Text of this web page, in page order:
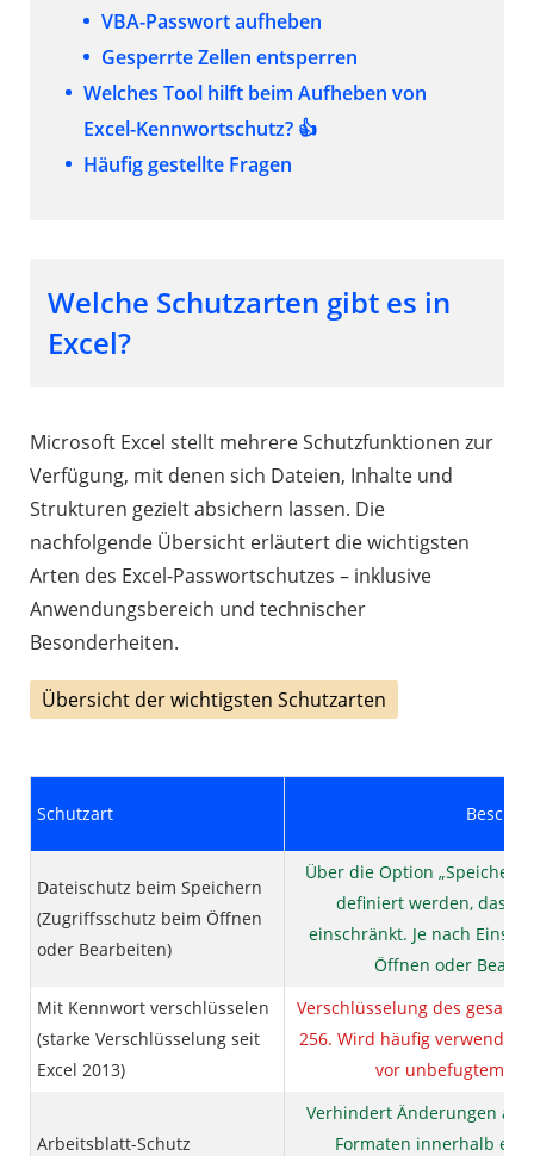
VBA-Passwort aufheben
Gesperrte Zellen entsperren
Welches Tool hilft beim Aufheben von
Excel-Kennwortschutz? 👍
Häufig gestellte Fragen
Welche Schutzarten gibt es in
Excel?
Microsoft Excel stellt mehrere Schutzfunktionen zur
Verfügung, mit denen sich Dateien, Inhalte und
Strukturen gezielt absichern lassen. Die
nachfolgende Übersicht erläutert die wichtigsten
Arten des Excel-Passwortschutzes – inklusive
Anwendungsbereich und technischer
Besonderheiten.
Übersicht der wichtigsten Schutzarten
Schutzart
Dateischutz beim Speichern
(Zugriffsschutz beim Öffnen
oder Bearbeiten)
Über die Option
definiert werden, das
einschränkt. Je nach
Öffnen oder
Mit Kennwort verschlüsselen
(starke Verschlüsselung seit
Excel 2013)
Verschlüsselung des
256. Wird häufig
vor unbefugtem
Arbeitsblatt-Schutz
Verhindert Änderungen an
Formaten innerhalb